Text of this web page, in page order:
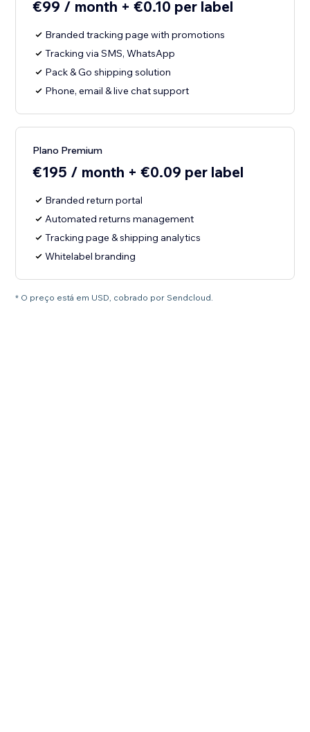
€99 / month + €0.10 per label
Branded tracking page with promotions
Tracking via SMS, WhatsApp
Pack & Go shipping solution
Phone, email & live chat support
Plano Premium
€195 / month + €0.09 per label
Branded return portal
Automated returns management
Tracking page & shipping analytics
Whitelabel branding
* O preço está em USD, cobrado por Sendcloud.